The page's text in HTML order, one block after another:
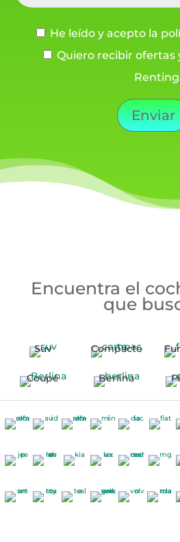
He leído y acepto la
Quiero recibir ofertas
Enviar
Encuentra el
que
Suv Compacto
Coupé Berlina